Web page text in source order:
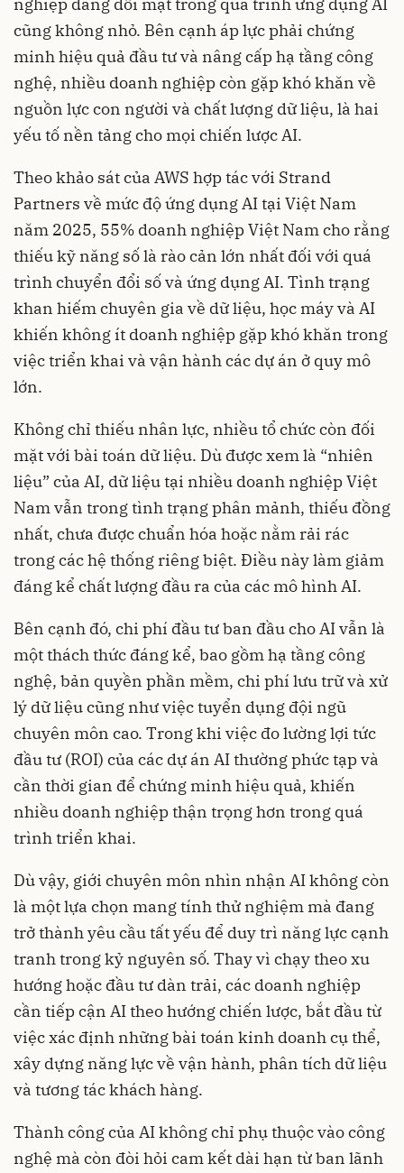
nghiệp đang đối mặt trong quá trình ứng dụng AI
cũng không nhỏ. Bên cạnh áp lực phải chứng
minh hiệu quả đầu tư và nâng cấp hạ tầng công
nghệ, nhiều doanh nghiệp còn gặp khó khăn về
nguồn lực con người và chất lượng dữ liệu, là hai
yếu tố nền tảng cho mọi chiến lược AI.
Theo khảo sát của AWS hợp tác với Strand
Partners về mức độ ứng dụng AI tại Việt Nam
năm 2025, 55% doanh nghiệp Việt Nam cho rằng
thiếu kỹ năng số là rào cản lớn nhất đối với quá
trình chuyển đổi số và ứng dụng AI. Tình trạng
khan hiếm chuyên gia về dữ liệu, học máy và AI
khiến không ít doanh nghiệp gặp khó khăn trong
việc triển khai và vận hành các dự án ở quy mô
lớn.
Không chỉ thiếu nhân lực, nhiều tổ chức còn đối
mặt với bài toán dữ liệu. Dù được xem là “nhiên
liệu” của AI, dữ liệu tại nhiều doanh nghiệp Việt
Nam vẫn trong tình trạng phân mảnh, thiếu đồng
nhất, chưa được chuẩn hóa hoặc nằm rải rác
trong các hệ thống riêng biệt. Điều này làm giảm
đáng kể chất lượng đầu ra của các mô hình AI.
Bên cạnh đó, chi phí đầu tư ban đầu cho AI vẫn là
một thách thức đáng kể, bao gồm hạ tầng công
nghệ, bản quyền phần mềm, chi phí lưu trữ và xử
lý dữ liệu cũng như việc tuyển dụng đội ngũ
chuyên môn cao. Trong khi việc đo lường lợi tức
đầu tư (ROI) của các dự án AI thường phức tạp và
cần thời gian để chứng minh hiệu quả, khiến
nhiều doanh nghiệp thận trọng hơn trong quá
trình triển khai.
Dù vậy, giới chuyên môn nhìn nhận AI không còn
là một lựa chọn mang tính thử nghiệm mà đang
trở thành yêu cầu tất yếu để duy trì năng lực cạnh
tranh trong kỷ nguyên số. Thay vì chạy theo xu
hướng hoặc đầu tư dàn trải, các doanh nghiệp
cần tiếp cận AI theo hướng chiến lược, bắt đầu từ
việc xác định những bài toán kinh doanh cụ thể,
xây dựng năng lực về vận hành, phân tích dữ liệu
và tương tác khách hàng.
Thành công của AI không chỉ phụ thuộc vào công
nghệ mà còn đòi hỏi cam kết dài hạn từ ban lãnh